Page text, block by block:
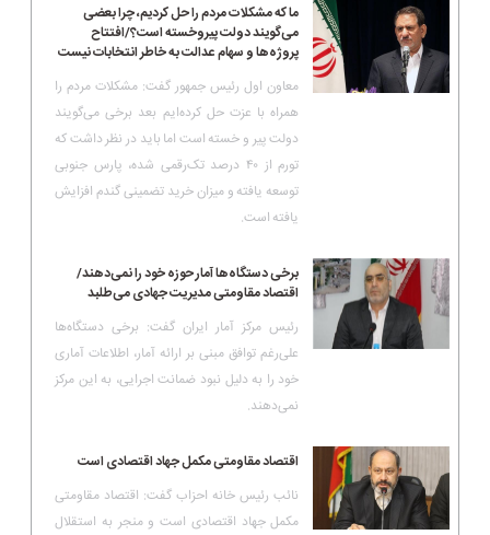
ما که مشکلات مردم را حل کردیم، چرا بعضی
می‌گویند دولت پیروخسته است؟/افتتاح
پروژه‌ها و سهام عدالت به خاطر انتخابات نیست
معاون اول رئیس جمهور گفت: مشکلات مردم را
همراه با عزت حل کرده‌ایم بعد برخی می‌گویند
دولت پیر و خسته است اما باید در نظر داشت که
تورم از ۴۰ درصد تک‌رقمی شده، پارس جنوبی
توسعه یافته و میزان خرید تضمینی گندم افزایش
یافته است.
برخی دستگاه‌ها آمار حوزه خود را نمی‌دهند/
اقتصاد مقاومتی مدیریت جهادی می‌طلبد
رئیس مرکز آمار ایران گفت: برخی دستگاه‌ها
علی‌رغم توافق مبنی بر ارائه آمار، اطلاعات آماری
خود را به دلیل نبود ضمانت اجرایی، به این مرکز
نمی‌دهند.
اقتصاد مقاومتی مکمل جهاد اقتصادی است
نائب رئیس خانه احزاب گفت: اقتصاد مقاومتی
مکمل جهاد اقتصادی است و منجر به استقلال